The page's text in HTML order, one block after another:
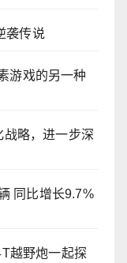
袭传说
游戏的另一种
略，进一步深
同比增长9.7%
越野炮一起探